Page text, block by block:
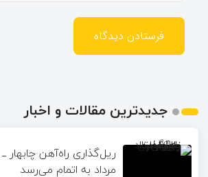
جدیدترین مقالات و اخبار
ریل‌گذاری راه‌آهن چابهار
مرداد به اتمام می‌رسد